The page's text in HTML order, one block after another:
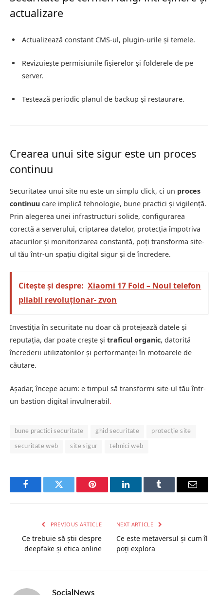
actualizare
Actualizează constant CMS-ul, plugin-urile și temele.
Revizuiește permisiunile fișierelor și folderele de pe
server.
Testează periodic planul de backup și restaurare.
Crearea unui site sigur este un proces
continuu
Securitatea unui site nu este un simplu click, ci un proces
continuu care implică tehnologie, bune practici și vigilență.
Prin alegerea unei infrastructuri solide, configurarea
corectă a serverului, criptarea datelor, protecția împotriva
atacurilor și monitorizarea constantă, poți transforma site-
ul tău într-un spațiu digital sigur și de încredere.
Citește și despre: Xiaomi 17 Fold – Noul telefon
pliabil revoluționar- zvon
Investiția în securitate nu doar că protejează datele și
reputația, dar poate crește și traficul organic, datorită
încrederii utilizatorilor și performanței în motoarele de
căutare.
Așadar, începe acum: e timpul să transformi site-ul tău într-
un bastion digital invulnerabil.
bune practici securitate ghid securitate protecție site
securitate web site sigur tehnici web
FacebookTwitter Pinterest LinkedInTumblr Email
PREVIOUS ARTICLE
Ce trebuie să știi despre
deepfake și etica online
NEXT ARTICLE
Ce este metaversul și cum îl
poți explora
SocialNews